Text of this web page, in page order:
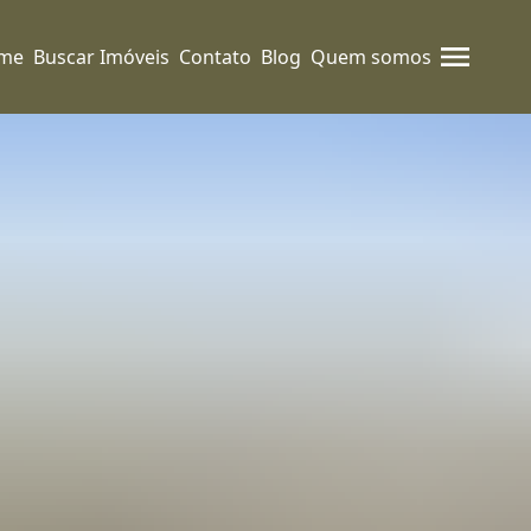
Buscar Imóveis Contato Blog Quem somos